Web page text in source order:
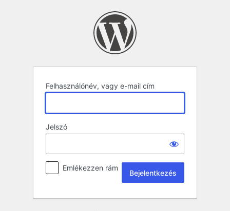
Felhasználónév, vagy e-mail cím
Jelszó
Emlékezzen rám